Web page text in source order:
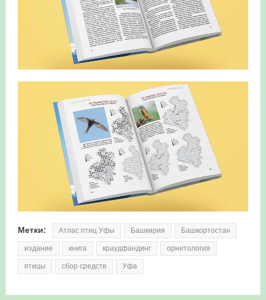
Метки: Атлас птиц Уфы Башкирия Башкортостан
издание книга краудфандинг орнитология
птицы сбор средств Уфа